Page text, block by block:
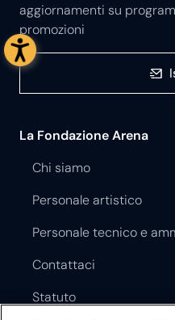
aggiornamenti su
promozioni
La Fondazione Arena
Chi siamo
Personale artistico
Personale tecnico e
Contattaci
Statuto